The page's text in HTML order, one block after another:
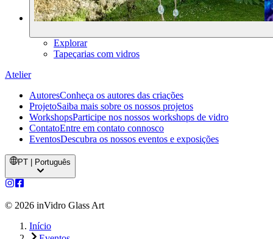
Explorar
Tapeçarias com vidros
Atelier
AutoresConheça os autores das criações
ProjetoSaiba mais sobre os nossos projetos
WorkshopsParticipe nos nossos workshops de vidro
ContatoEntre em contato connosco
EventosDescubra os nossos eventos e exposições
PT | Português
© 2026 inVidro Glass Art
Início